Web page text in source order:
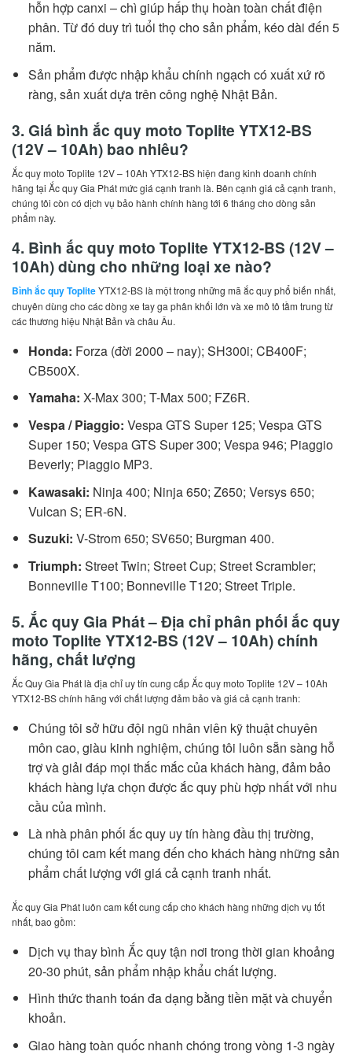
hỗn hợp canxi – chì giúp hấp thụ hoàn toàn chất điện
phân. Từ đó duy trì tuổi thọ cho sản phẩm, kéo dài đến 5
năm.
Sản phẩm được nhập khẩu chính ngạch có xuất xứ rõ
ràng, sản xuất dựa trên công nghệ Nhật Bản.
3. Giá bình ắc quy moto Toplite YTX12-BS
(12V – 10Ah) bao nhiêu?
Ắc quy moto Toplite 12V – 10Ah YTX12-BS hiện đang kinh doanh chính
hãng tại Ắc quy Gia Phát mức giá cạnh tranh là. Bên cạnh giá cả cạnh tranh,
chúng tôi còn có dịch vụ bảo hành chính hàng tới 6 tháng cho dòng sản
phẩm này.
4. Bình ắc quy moto Toplite YTX12-BS (12V –
10Ah) dùng cho những loại xe nào?
Bình ắc quy TopliteYTX12-BS là một trong những mã ắc quy phổ biến nhất,
chuyên dùng cho các dòng xe tay ga phân khối lớn và xe mô tô tầm trung từ
các thương hiệu Nhật Bản và châu Âu.
Honda: Forza (đời 2000 – nay); SH300i; CB400F;
CB500X.
Yamaha: X-Max 300; T-Max 500; FZ6R.
Vespa / Piaggio: Vespa GTS Super 125; Vespa GTS
Super 150; Vespa GTS Super 300; Vespa 946; Piaggio
Beverly; Piaggio MP3.
Kawasaki: Ninja 400; Ninja 650; Z650; Versys 650;
Vulcan S; ER-6N.
Suzuki: V-Strom 650; SV650; Burgman 400.
Triumph: Street Twin; Street Cup; Street Scrambler;
Bonneville T100; Bonneville T120; Street Triple.
5. Ắc quy Gia Phát – Địa chỉ phân phối ắc quy
moto Toplite YTX12-BS (12V – 10Ah) chính
hãng, chất lượng
Ắc Quy Gia Phát là địa chỉ uy tín cung cấp Ắc quy moto Toplite 12V – 10Ah
YTX12-BS chính hãng với chất lượng đảm bảo và giá cả cạnh tranh:
Chúng tôi sở hữu đội ngũ nhân viên kỹ thuật chuyên
môn cao, giàu kinh nghiệm, chúng tôi luôn sẵn sàng hỗ
trợ và giải đáp mọi thắc mắc của khách hàng, đảm bảo
khách hàng lựa chọn được ắc quy phù hợp nhất với nhu
cầu của mình.
Là nhà phân phối ắc quy uy tín hàng đầu thị trường,
chúng tôi cam kết mang đến cho khách hàng những sản
phẩm chất lượng với giá cả cạnh tranh nhất.
Ắc quy Gia Phát luôn cam kết cung cấp cho khách hàng những dịch vụ tốt
nhất, bao gồm:
Dịch vụ thay bình Ắc quy tận nơi trong thời gian khoảng
20-30 phút, sản phẩm nhập khẩu chất lượng.
Hình thức thanh toán đa dạng bằng tiền mặt và chuyển
khoản.
Giao hàng toàn quốc nhanh chóng trong vòng 1-3 ngày